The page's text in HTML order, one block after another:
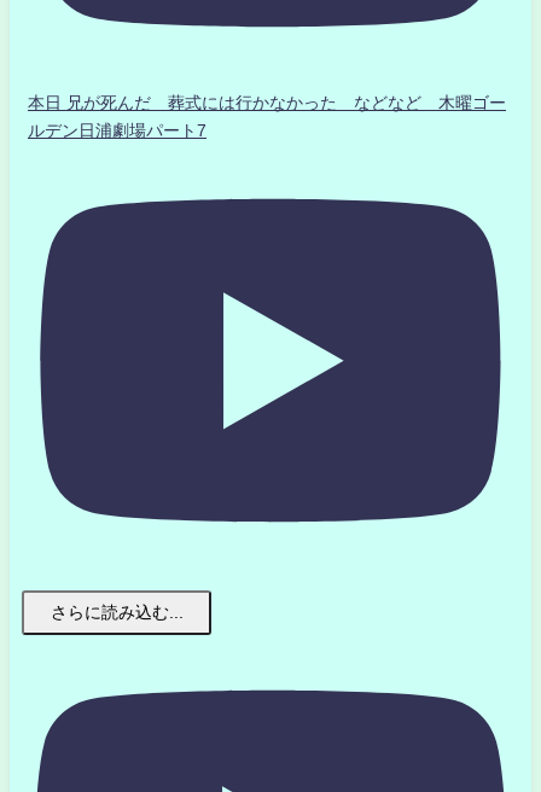
本日 兄が死んだ 葬式には行かなかった などなど 木曜ゴー
ルデン日浦劇場パート7
さらに読み込む...